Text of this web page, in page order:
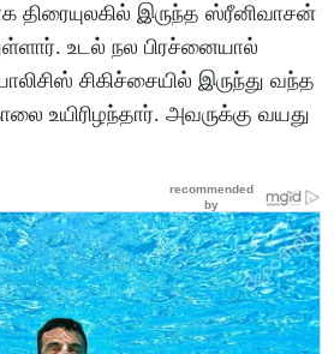
திரையுலகில் இருந்த ஸ்ரீனிவாசன்
உடல் நல பிரச்னையால்
சிகிச்சையில் இருந்து வந்த
உயிரிழந்தார். அவருக்கு வயது